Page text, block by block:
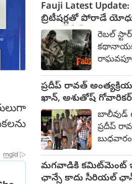
Fauji Latest Update:
బ్రిటీషర్లతో పోరాడే
యాక్షన్ సీన్స్
రెబల్
కోకాపేటలో
ఇందులో
పాత్రను
ప్రదీప్ రావత్
ఖాన్, అశుతోష్ గోవారికర్
బాలీవుడ్
ప్రదీప్
ఏళ్ల
ఆయనకు
మగవాడికి కమిట్‌మెంట్
ఛాన్సే కాదు సీరియల్